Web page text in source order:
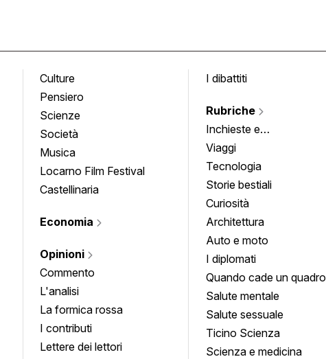
Culture
Pensiero
Scienze
Società
Musica
Locarno Film Festival
Castellinaria
Economia
Opinioni
Commento
L'analisi
La formica rossa
I contributi
Lettere dei lettori
I dibattiti
Rubriche
Inchieste e
approfondimenti
Viaggi
Tecnologia
Storie bestiali
Curiosità
Architettura
Auto e moto
I diplomati
Quando cade un quadro
Salute mentale
Salute sessuale
Ticino Scienza
Scienza e medicina